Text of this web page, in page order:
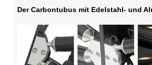
Der Carbontubus mit Edelstahl- und